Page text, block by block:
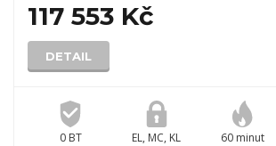
117 553 Kč
DETAIL
0 BT EL, MC, KL 60 minut